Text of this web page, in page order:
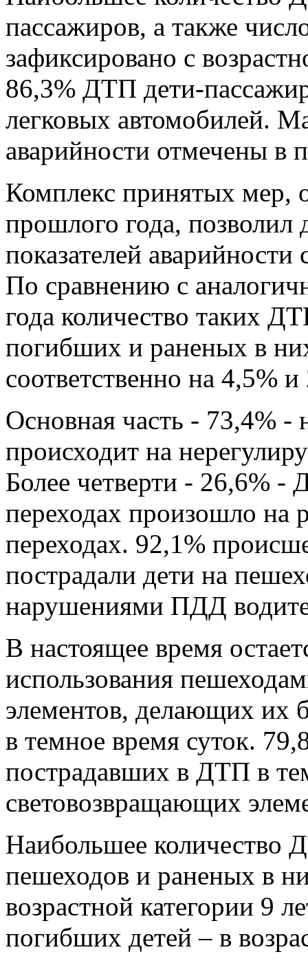
пассажиров, а также
зафиксировано с
86,3% ДТП дети-
легковых автомобилей.
аварийности отмечены в
Комплекс принятых мер,
прошлого года,
показателей
По сравнению с
года количество таких
погибших и раненых в
соответственно на 4,5%
Основная часть - 73,4% -
происходит на
Более четверти - 26,6%
переходах произошло на
переходах. 92,1%
пострадали дети на
нарушениями ПДД
В настоящее время
использования
элементов, делающих их
в темное время суток.
пострадавших в ДТП в
световозвращающих
Наибольшее количество
пешеходов и раненых в
возрастной категории 9
погибших детей – в